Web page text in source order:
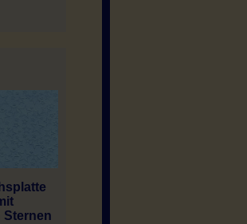
Sternen